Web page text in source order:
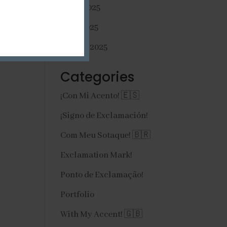
mayo 2025
abril 2025
febrero 2025
Categories
¡Con Mi Acento! 🇪🇸
¡Signo de Exclamación!
Com Meu Sotaque! 🇧🇷
Exclamation Mark!
Ponto de Exclamação!
Portfolio
With My Accent! 🇬🇧